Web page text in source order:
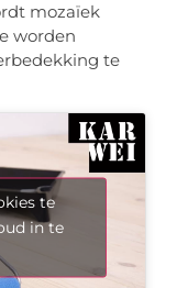
mozaïek
worden
te
te
in te